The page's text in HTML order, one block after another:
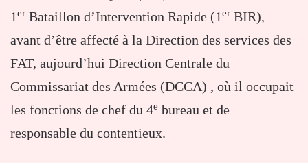
1er Bataillon d’Intervention Rapide (1er BIR),
avant d’être affecté à la Direction des services des
FAT, aujourd’hui Direction Centrale du
Commissariat des Armées (DCCA) , où il occupait
les fonctions de chef du 4e bureau et de
responsable du contentieux.